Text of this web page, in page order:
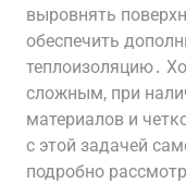
выровнять
обеспечить
теплоизоляцию․
сложным, при
материалов и
с этой задачей
подробно